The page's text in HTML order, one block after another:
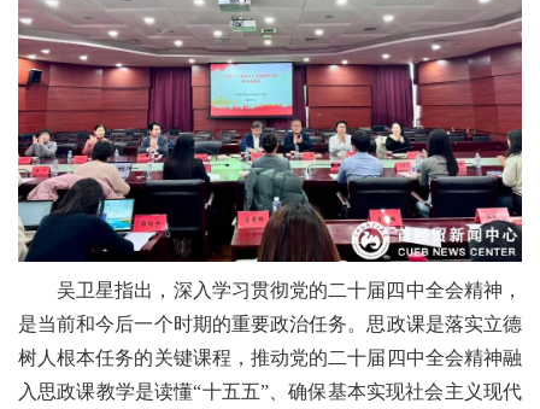
吴卫星指出，深入学习贯彻党的二十届四中全会精神，
是当前和今后一个时期的重要政治任务。思政课是落实立德
树人根本任务的关键课程，推动党的二十届四中全会精神融
入思政课教学是读懂“十五五”、确保基本实现社会主义现代